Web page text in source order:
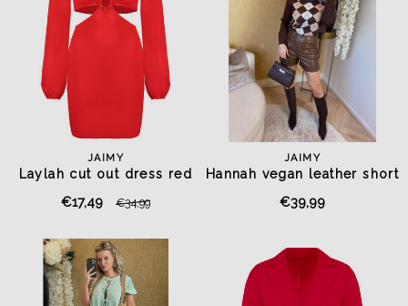
JAIMY
Laylah cut out dress red
€17,49 €34,99
JAIMY
Hannah vegan leather short
€39,99